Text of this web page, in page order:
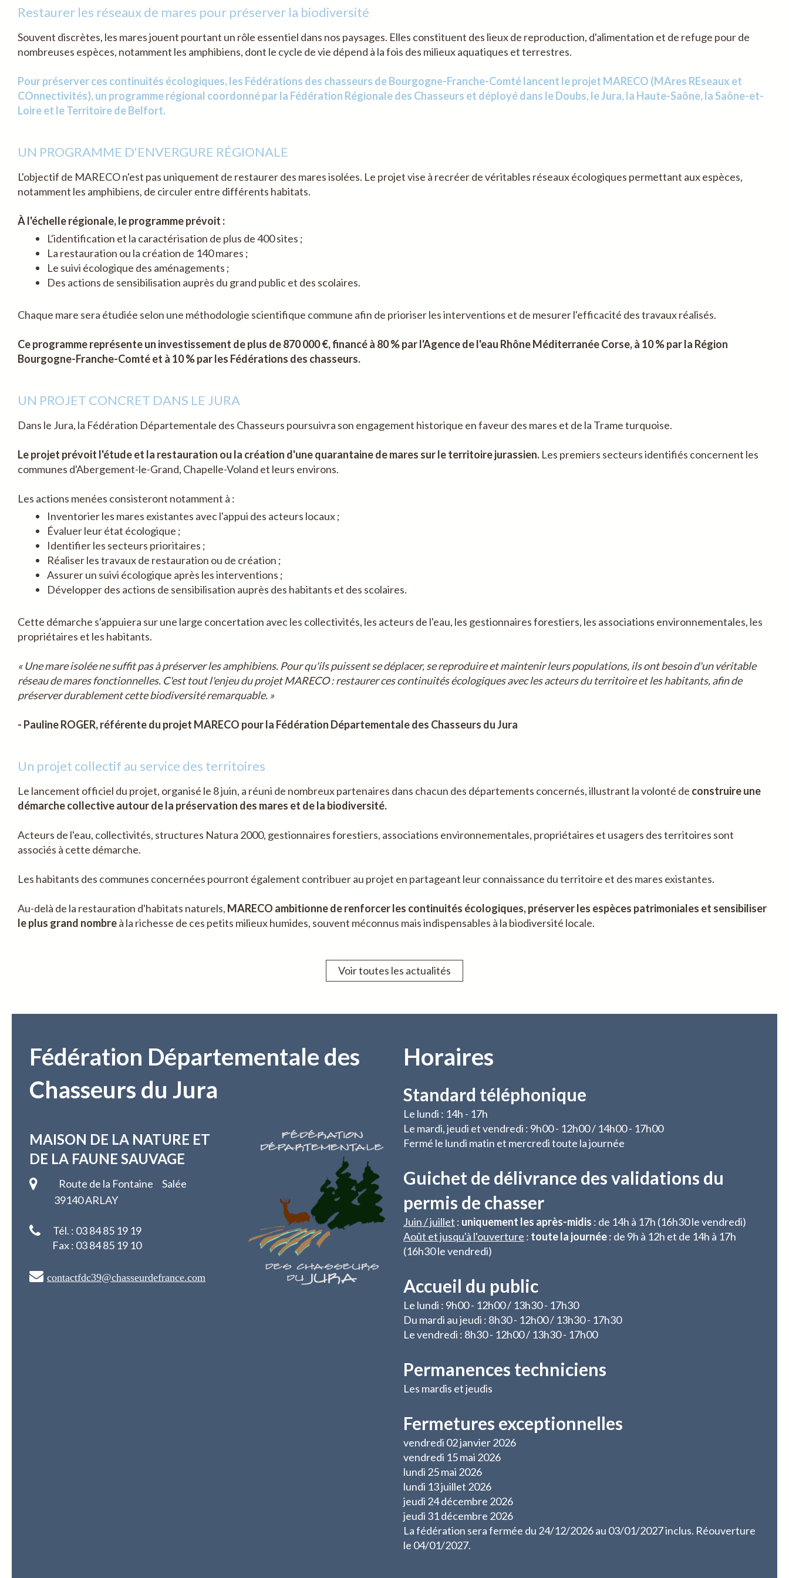
Restaurer les réseaux de mares pour préserver la biodiversité
Souvent discrètes, les mares jouent pourtant un rôle essentiel dans nos paysages. Elles constituent des lieux de reproduction, d'alimentation et de refuge pour de
nombreuses espèces, notamment les amphibiens, dont le cycle de vie dépend à la fois des milieux aquatiques et terrestres.
Pour préserver ces continuités écologiques, les Fédérations des chasseurs de Bourgogne-Franche-Comté lancent le projet MARECO (MAres REseaux et
COnnectivités), un programme régional coordonné par la Fédération Régionale des Chasseurs et déployé dans le Doubs, le Jura, la Haute-Saône, la Saône-et-
Loire et le Territoire de Belfort.
UN PROGRAMME D'ENVERGURE RÉGIONALE
L'objectif de MARECO n'est pas uniquement de restaurer des mares isolées. Le projet vise à recréer de véritables réseaux écologiques permettant aux espèces,
notamment les amphibiens, de circuler entre différents habitats.
À l'échelle régionale, le programme prévoit :
L'identification et la caractérisation de plus de 400 sites ;
La restauration ou la création de 140 mares ;
Le suivi écologique des aménagements ;
Des actions de sensibilisation auprès du grand public et des scolaires.
Chaque mare sera étudiée selon une méthodologie scientifique commune afin de prioriser les interventions et de mesurer l'efficacité des travaux réalisés.
Ce programme représente un investissement de plus de 870 000 €, financé à 80 % par l'Agence de l'eau Rhône Méditerranée Corse, à 10 % par la Région
Bourgogne-Franche-Comté et à 10 % par les Fédérations des chasseurs.
UN PROJET CONCRET DANS LE JURA
Dans le Jura, la Fédération Départementale des Chasseurs poursuivra son engagement historique en faveur des mares et de la Trame turquoise.
Le projet prévoit l'étude et la restauration ou la création d'une quarantaine de mares sur le territoire jurassien. Les premiers secteurs identifiés concernent les
communes d'Abergement-le-Grand, Chapelle-Voland et leurs environs.
Les actions menées consisteront notamment à :
Inventorier les mares existantes avec l'appui des acteurs locaux ;
Évaluer leur état écologique ;
Identifier les secteurs prioritaires ;
Réaliser les travaux de restauration ou de création ;
Assurer un suivi écologique après les interventions ;
Développer des actions de sensibilisation auprès des habitants et des scolaires.
Cette démarche s'appuiera sur une large concertation avec les collectivités, les acteurs de l'eau, les gestionnaires forestiers, les associations environnementales, les
propriétaires et les habitants.
« Une mare isolée ne suffit pas à préserver les amphibiens. Pour qu'ils puissent se déplacer, se reproduire et maintenir leurs populations, ils ont besoin d'un véritable
réseau de mares fonctionnelles. C'est tout l'enjeu du projet MARECO : restaurer ces continuités écologiques avec les acteurs du territoire et les habitants, afin de
préserver durablement cette biodiversité remarquable. »
- Pauline ROGER, référente du projet MARECO pour la Fédération Départementale des Chasseurs du Jura
Un projet collectif au service des territoires
Le lancement officiel du projet, organisé le 8 juin, a réuni de nombreux partenaires dans chacun des départements concernés, illustrant la volonté de construire une
démarche collective autour de la préservation des mares et de la biodiversité.
Acteurs de l'eau, collectivités, structures Natura 2000, gestionnaires forestiers, associations environnementales, propriétaires et usagers des territoires sont
associés à cette démarche.
Les habitants des communes concernées pourront également contribuer au projet en partageant leur connaissance du territoire et des mares existantes.
Au-delà de la restauration d'habitats naturels, MARECO ambitionne de renforcer les continuités écologiques, préserver les espèces patrimoniales et sensibiliser
le plus grand nombreà la richesse de ces petits milieux humides, souvent méconnus mais indispensables à la biodiversité locale.
Voir toutes les actualités
Fédération Départementale des
Chasseurs du Jura
MAISON DE LA NATURE ET
DE LA FAUNE SAUVAGE
Route de la Fontaine Salée
39140 ARLAY
Tél. : 03 84 85 19 19
Fax : 03 84 85 19 10
contactfdc39@chasseurdefrance.com
Horaires
Standard téléphonique
Le lundi : 14h - 17h
Le mardi, jeudi et vendredi : 9h00 - 12h00 / 14h00 - 17h00
Fermé le lundi matin et mercredi toute la journée
Guichet de délivrance des validations du
permis de chasser
Juin / juillet : uniquement les après-midis : de 14h à 17h (16h30 le vendredi)
Août et jusqu'à l'ouverture : toute la journée: de 9h à 12h et de 14h à 17h
(16h30 le vendredi)
Accueil du public
Le lundi : 9h00 - 12h00 / 13h30 - 17h30
Du mardi au jeudi : 8h30 - 12h00 / 13h30 - 17h30
Le vendredi : 8h30 - 12h00 / 13h30 - 17h00
Permanences techniciens
Les mardis et jeudis
Fermetures exceptionnelles
vendredi 02 janvier 2026
vendredi 15 mai 2026
lundi 25 mai 2026
lundi 13 juillet 2026
jeudi 24 décembre 2026
jeudi 31 décembre 2026
La fédération sera fermée du 24/12/2026 au 03/01/2027 inclus. Réouverture
le 04/01/2027.